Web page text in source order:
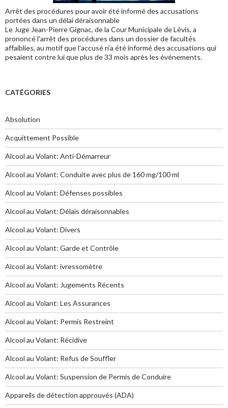
Arrêt des procédures pour avoir été informé des accusations
portées dans un délai déraisonnable
Le Juge Jean-Pierre Gignac, de la Cour Municipale de Lévis, a
prononcé l'arrêt des procédures dans un dossier de facultés
affaiblies, au motif que l'accusé n'a été informé des accusations qui
pesaient contre lui que plus de 33 mois après les événements.
CATÉGORIES
Absolution
Acquittement Possible
Alcool au Volant: Anti-Démarreur
Alcool au Volant: Conduite avec plus de 160 mg/100 ml
Alcool au Volant: Défenses possibles
Alcool au Volant: Délais déraisonnables
Alcool au Volant: Divers
Alcool au Volant: Garde et Contrôle
Alcool au Volant: ivressomètre
Alcool au Volant: Jugements Récents
Alcool au Volant: Les Assurances
Alcool au Volant: Permis Restreint
Alcool au Volant: Récidive
Alcool au Volant: Refus de Souffler
Alcool au Volant: Suspension de Permis de Conduire
Appareils de détection approuvés (ADA)